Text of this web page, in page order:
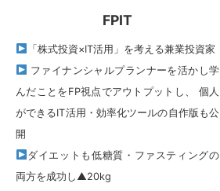
FPIT
「株式投資×IT活用」を考える兼業投資家
ファイナンシャルプランナーを活かし学
んだことをFP視点でアウトプットし、 個人
ができるIT活用・効率化ツールの自作版も公
開
ダイエットも低糖質・ファスティングの
両方を成功し▲20kg